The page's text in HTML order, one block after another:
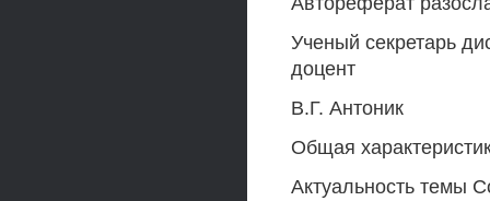
Ученый секретарь
доцент
В.Г. Антоник
Общая
Актуальность темы